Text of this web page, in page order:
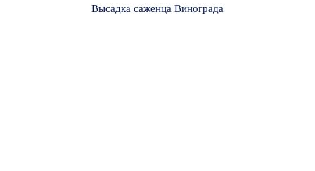
Высадка саженца Винограда